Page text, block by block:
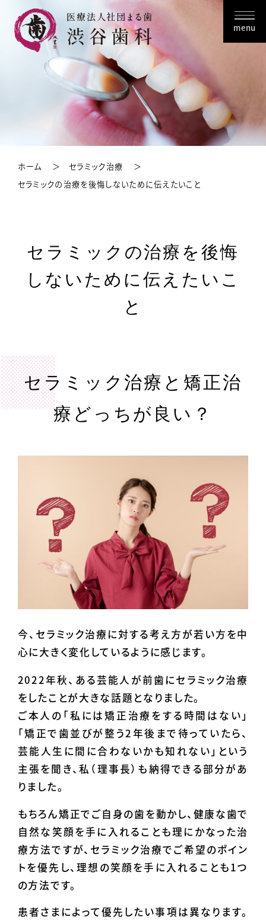
ホーム
セラミック治療
セラミックの治療を後悔しないために伝えたいこと
セラミックの治療を後悔
しないために伝えたいこ
と
セラミック治療と矯正治
療どっちが良い？
今、セラミック治療に対する考え方が若い方を中
心に大きく変化しているように感じます。
2022年秋、ある芸能人が前歯にセラミック治療
をしたことが大きな話題となりました。
ご本人の「私には矯正治療をする時間はない」
「矯正で歯並びが整う2年後まで待っていたら、
芸能人生に間に合わないかも知れない」という
主張を聞き、私（理事長）も納得できる部分があ
りました。
もちろん矯正でご自身の歯を動かし、健康な歯で
自然な笑顔を手に入れることも理にかなった治
療方法ですが、セラミック治療でご希望のポイン
トを優先し、理想の笑顔を手に入れることも1つ
の方法です。
患者さまによって優先したい事項は異なります。
menu